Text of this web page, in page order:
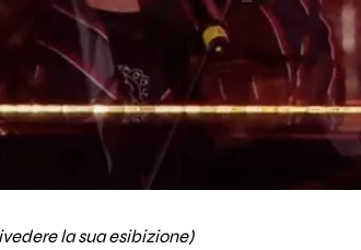
la sua esibizione)